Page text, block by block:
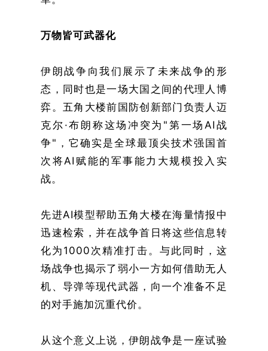
万物皆可武器化
伊朗战争向我们展示了未来战争的形
态，同时也是一场大国之间的代理人博
弈。五角大楼前国防创新部门负责人迈
克尔·布朗称这场冲突为"第一场AI战
争"，它确实是全球最顶尖技术强国首
次将AI赋能的军事能力大规模投入实
战。
先进AI模型帮助五角大楼在海量情报中
迅速检索，并在战争首日将这些信息转
化为1000次精准打击。与此同时，这
场战争也揭示了弱小一方如何借助无人
机、导弹等现代武器，向一个准备不足
的对手施加沉重代价。
从这个意义上说，伊朗战争是一座试验